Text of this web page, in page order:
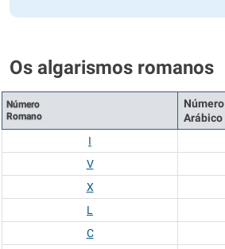
Os algarismos romanos
Número
Romano
Número
Arábico
I
V
X
L
C